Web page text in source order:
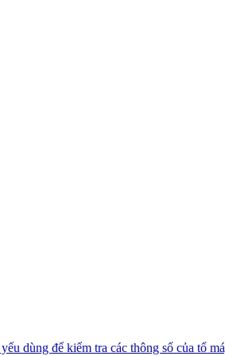
dùng để kiểm tra các thông số của tổ